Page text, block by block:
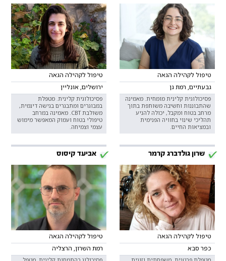
טיפול לקהילה הגאה
גבעתיים, רמת גן
פסיכולוגית קלינית מומחית. מאמינה
שהתבוננות וחשיבה משותפת בתוך
מרחב בטוח ומקבל, יכולה להניע
תהליכי שינוי בחוויה הפנימית
ובמציאות החיים.
טיפול לקהילה הגאה
ירושלים, אונליין
פסיכולוגית קלינית. מטפלת
במבוגרים ומתבגרים בגישה דינמית,
משולבת CBT. מאמינה במרחב
טיפולי בטוח ועמוק המאפשר מימוש
עצמי וצמיחה.
שרון גולדברג קרמר
טיפול לקהילה הגאה
כפר סבא
אביעד קיסוס
טיפול לקהילה הגאה
רמת השרון, הרצליה